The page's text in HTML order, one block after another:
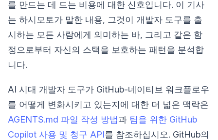
를 만드는 데 드는 비용에 대한 신호입니다. 이 기사
는 하시모토가 말한 내용, 그것이 개발자 도구를 출
시하는 모든 사람에게 의미하는 바, 그리고 같은 함
정으로부터 자신의 스택을 보호하는 패턴을 분석합
니다.
AI 시대 개발자 도구가 GitHub-네이티브 워크플로우
를 어떻게 변화시키고 있는지에 대한 더 넓은 맥락은
AGENTS.md 파일 작성 방법과 팀을 위한 GitHub
Copilot 사용 및 청구 API를 참조하십시오. GitHub의